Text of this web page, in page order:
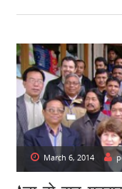
March 6, 2014
n